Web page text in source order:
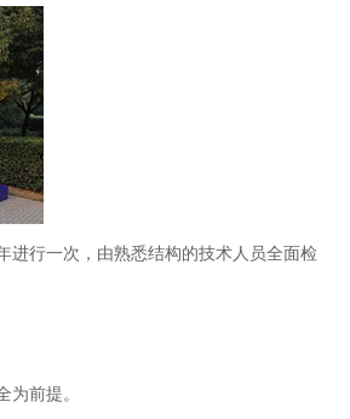
进行一次，由熟悉结构的技术人员全面检
为前提。